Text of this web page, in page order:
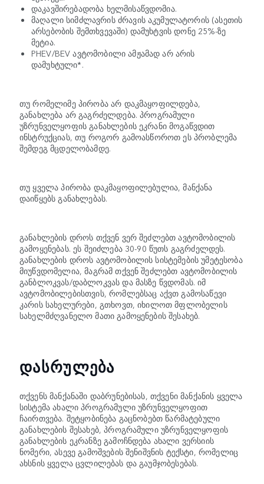
დაკავშირებადობა ხელმისაწვდომია.
მაღალი სიმძლავრის ძრავის აკუმულატორის (ასეთის
არსებობის შემთხვევაში) დამუხტვის დონე 25%-ზე
მეტია.
PHEV/BEV ავტომობილი ამჟამად არ არის
დამუხტული*.
თუ რომელიმე პირობა არ დაკმაყოფილდება,
განახლება არ გაგრძელდება. პროგრამული
უზრუნველყოფის განახლების ეკრანი მოგაწვდით
ინსტრუქციას, თუ როგორ გამოასწოროთ ეს პრობლემა
შემდეგ მცდელობამდე.
თუ ყველა პირობა დაკმაყოფილებულია, მანქანა
დაიწყებს განახლებას.
განახლების დროს თქვენ ვერ შეძლებთ ავტომობილის
გამოყენებას. ეს შეიძლება 30-90 წუთს გაგრძელდეს.
განახლების დროს ავტომობილის სისტემების უმეტესობა
მიუწვდომელია, მაგრამ თქვენ შეძლებთ ავტომობილის
განბლოკვას/დაბლოკვას და მასზე წვდომას. იმ
ავტომობილებისთვის, რომლებსაც აქვთ გამოსაწევი
კარის სახელურები, გთხოვთ, იხილოთ მფლობელის
სახელმძღვანელო მათი გამოყენების შესახებ.
ᲓᲐᲡᲠᲣᲚᲔᲑᲐ
თქვენს მანქანაში დაბრუნებისას, თქვენი მანქანის ყველა
სისტემა ახალი პროგრამული უზრუნველყოფით
ჩაირთვება. შეტყობინება გაცნობებთ წარმატებული
განახლების შესახებ, პროგრამული უზრუნველყოფის
განახლების ეკრანზე გამოჩნდება ახალი ვერსიის
ნომერი, ასევე გამოშვების შენიშვნის ტექსტი, რომელიც
ახსნის ყველა ცვლილებას და გაუმჯობესებას.